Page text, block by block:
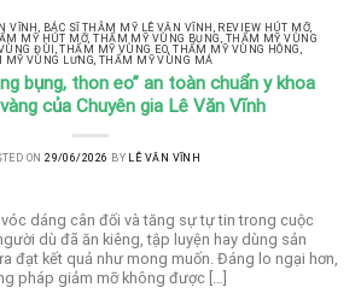
VĨNH , BÁC SĨ THẪM MỸ LÊ VĂN VĨNH , REVIEW HÚT MỠ,
MỸ HÚT MỠ,THẨM MỸ VÙNG BỤNG , THẨM MỸ VÙNG
ĐÙI ,THẨM MỸ VÙNG EO,THẨM MỸ VÙNG HÔNG ,
MỸ VÙNG LƯNG, THẨM MỸ VÙNG MÁ
bụng, thon eo” an toàn chuẩn y khoa
của Chuyên gia Lê Văn Vĩnh
ON29/06/2026 BY LÊ VĂN VĨNH
dáng cân đối và tăng sự tự tin trong cuộc
dù đã ăn kiêng, tập luyện hay dùng sản
đạt kết quả như mong muốn. Đáng lo ngại hơn,
pháp giảm mỡ không được […]